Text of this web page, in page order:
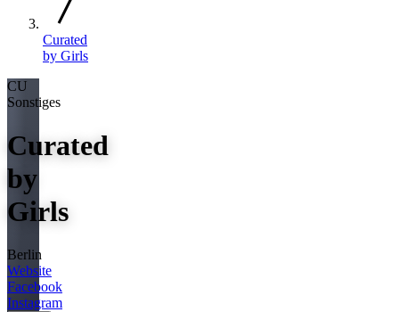
Curated
by Girls
CU
Sonstiges
Curated
by
Girls
Berlin
Website
Facebook
Instagram